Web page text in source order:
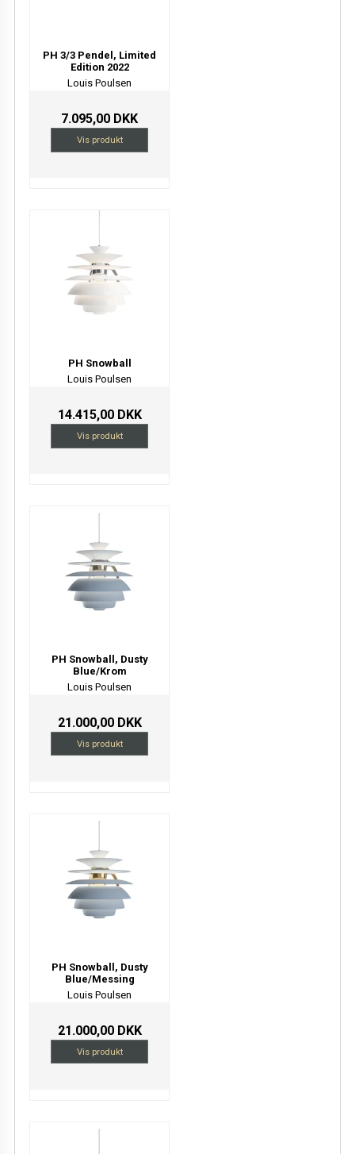
PH 3/3 Pendel, Limited
Edition 2022
Louis Poulsen
7.095,00 DKK
Vis produkt
PH Snowball
Louis Poulsen
14.415,00 DKK
Vis produkt
PH Snowball, Dusty
Blue/Krom
Louis Poulsen
21.000,00 DKK
Vis produkt
PH Snowball, Dusty
Blue/Messing
Louis Poulsen
21.000,00 DKK
Vis produkt